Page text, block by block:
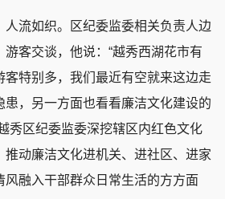
流如织。区纪委监委相关负责人边
客交谈，他说：“越秀西湖花市有
客特别多，我们最近有空就来这边走
患，另一方面也看看廉洁文化建设的
秀区纪委监委深挖辖区内红色文化
推动廉洁文化进机关、进社区、进家
风融入干部群众日常生活的方方面